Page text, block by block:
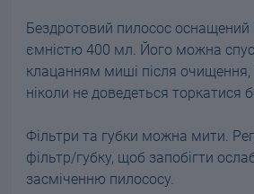
Бездротовий пилосос оснащений
ємністю 400 мл. Його можна
клацанням миші після
ніколи не доведеться торкатися
Фільтри та губки можна мити.
фільтр/губку, щоб запобігти
засміченню пилососу.